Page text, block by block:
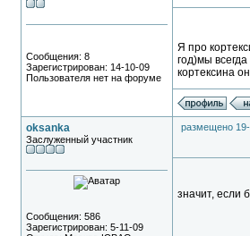
Сообщения: 8
Зарегистрирован: 14-10-09
Пользователя нет на форуме
Я про
год)мы
кортексина
oksanka
Заслуженный участник
Сообщения: 586
Зарегистрирован: 5-11-09
размещено
значит, если